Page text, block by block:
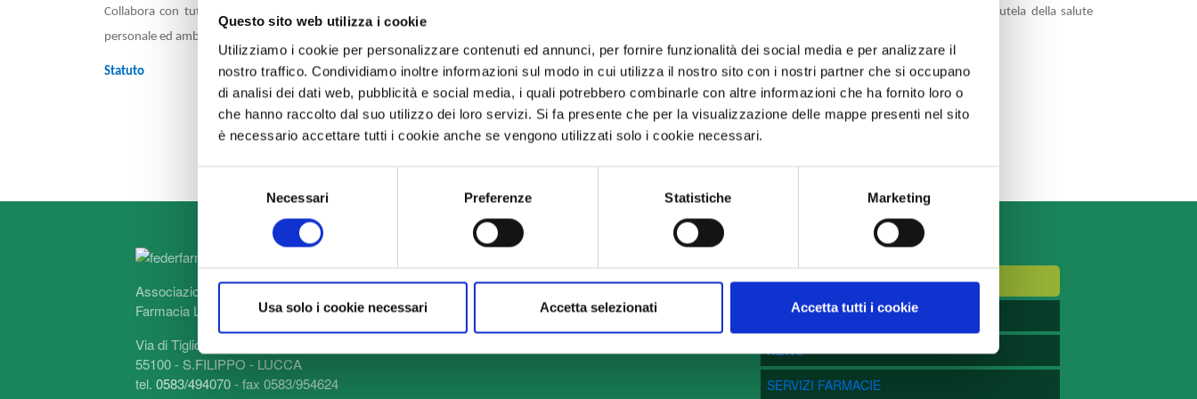
Questo sito web utilizza i cookie
Utilizziamo i cookie per personalizzare contenuti ed annunci, per fornire funzionalità dei social media e per analizzare il
nostro traffico. Condividiamo inoltre informazioni sul modo in cui utilizza il nostro sito con i nostri partner che si occupano
di analisi dei dati web, pubblicità e social media, i quali potrebbero combinarle con altre informazioni che ha fornito loro o
che hanno raccolto dal suo utilizzo dei loro servizi. Si fa presente che per la visualizzazione delle mappe presenti nel sito
è necessario accettare tutti i cookie anche se vengono utilizzati solo i cookie necessari.
del
Necessari Preferenze Statistiche Marketing
Usa solo i cookie necessari Accetta selezionati Accetta tutti i cookie
Collabora con tutte le autorità sanitarie per contribuire alla formazione di una elevata coscienza socio-sanitaria, atta ad assicurare a tutti i cittadini una migliore tutela della salute
personale ed ambientale.
Statuto
Associazione Provinciale Sindacale Proprietari di
Farmacia Lucca
Via di Tiglio, 1893
55100 - S.FILIPPO - LUCCA
tel. 0583/494070- fax 0583/954624
DOVE SIAMO
MENU PRINCIPALE
ASSOCIAZIONE
FARMACIE
NEWS
SERVIZI FARMACIE